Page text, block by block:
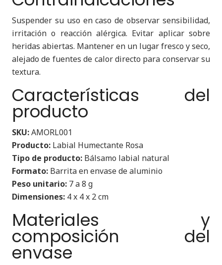
Suspender su uso en caso de observar sensibilidad,
irritación o reacción alérgica. Evitar aplicar sobre
heridas abiertas. Mantener en un lugar fresco y seco,
alejado de fuentes de calor directo para conservar su
textura.
Características del
producto
SKU:AMORL001
Producto: Labial Humectante Rosa
Tipo de producto: Bálsamo labial natural
Formato: Barrita en envase de aluminio
Peso unitario: 7 a 8 g
Dimensiones: 4 x 4 x 2 cm
Materiales y
composición del
envase